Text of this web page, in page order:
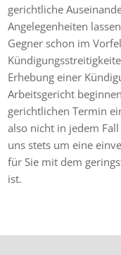
gerichtliche
Angelegenheiten
Gegner schon im
Erhebung einer
Arbeitsgericht
gerichtlichen Termin
also nicht in jedem
uns stets um eine
für Sie mit dem
ist.